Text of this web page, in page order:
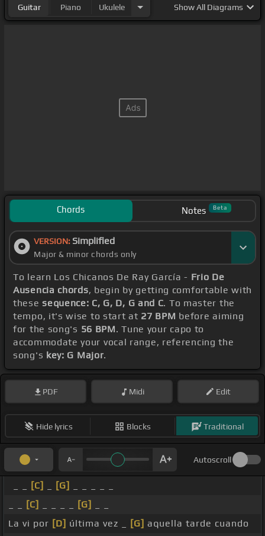
Guitar Piano Ukulele ShowAll Diagrams
Chords Notes Beta
VERSION: Simplified
Major & minor chords only
To learn Los Chicanos De Ray García - Frio De
Ausencia chords, begin by getting comfortable with
thesesequence: C, G, D, G and C. To master the
tempo, it's wise to start at 27 BPM before aiming
for the song's 56 BPM. Tune your capo to
accommodate your vocal range, referencing the
song's key: G Major.
PDF Midi Edit
Hide lyrics Blocks Traditional
Autoscroll
[C] [G]
[C] [G]
La vi por [D] última vez _ [G] aquella tarde cuando